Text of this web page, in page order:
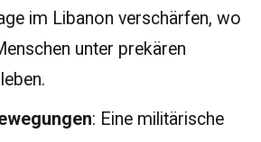
im Libanon verschärfen, wo
unter prekären
: Eine militärische